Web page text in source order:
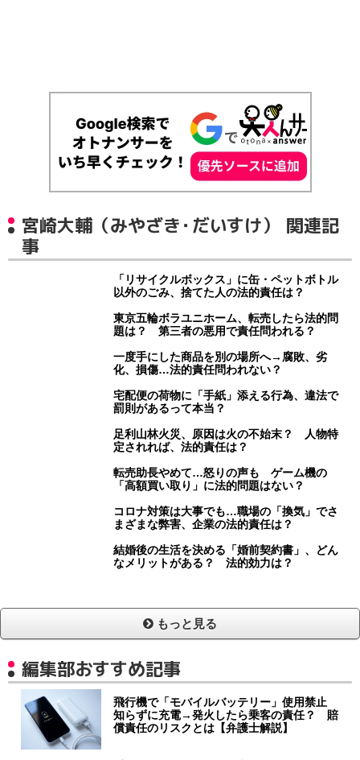
宮崎大輔（みやざき・だいすけ） 関連記
事
「リサイクルボックス」に缶・ペットボトル
以外のごみ、捨てた人の法的責任は？
東京五輪ボラユニホーム、転売したら法的問
題は？ 第三者の悪用で責任問われる？
一度手にした商品を別の場所へ→腐敗、劣
化、損傷…法的責任問われない？
宅配便の荷物に「手紙」添える行為、違法で
罰則があるって本当？
足利山林火災、原因は火の不始末？ 人物特
定されれば、法的責任は？
転売助長やめて…怒りの声も ゲーム機の
「高額買い取り」に法的問題はない？
コロナ対策は大事でも…職場の「換気」でさ
まざまな弊害、企業の法的責任は？
結婚後の生活を決める「婚前契約書」、どん
なメリットがある？ 法的効力は？
もっと見る
編集部おすすめ記事
飛行機で「モバイルバッテリー」使用禁止
知らずに充電→発火したら乗客の責任？ 賠
償責任のリスクとは【弁護士解説】